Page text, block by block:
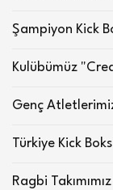
Şampiyon Kick
Kulübümüz
Genç
Türkiye Kick
Ragbi